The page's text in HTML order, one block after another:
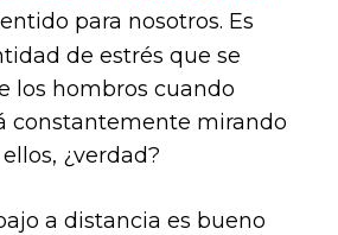
para nosotros. Es
de estrés que se
los hombros cuando
constantemente mirando
¿verdad?
a distancia es bueno